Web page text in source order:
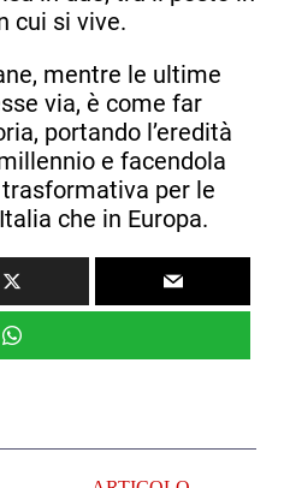
cui si vive.
mentre le ultime
via, è come far
portando l’eredità
e facendola
per le
che in Europa.